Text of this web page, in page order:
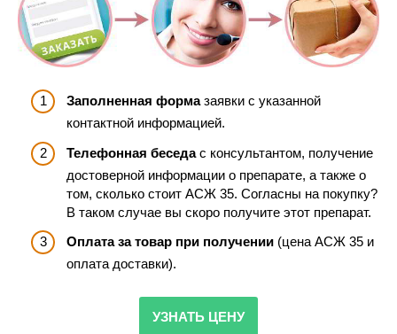
Заполненная формазаявки с указанной
контактной информацией.
Телефонная беседас консультантом, получение
достоверной информации о препарате, а также о
том, сколько стоит АСЖ 35. Согласны на покупку?
В таком случае вы скоро получите этот препарат.
Оплата за товар при получении (цена АСЖ 35 и
оплата доставки).
УЗНАТЬ ЦЕНУ